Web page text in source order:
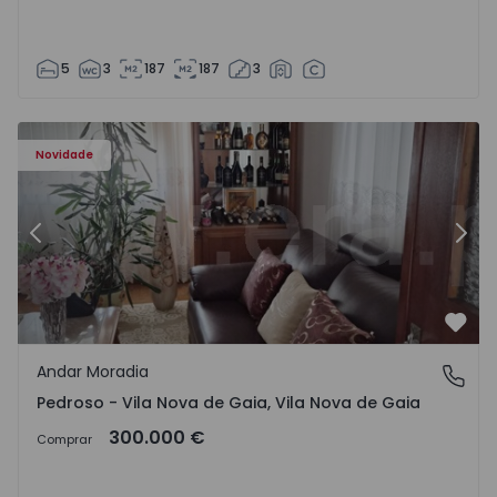
5 3 187 187 3
Novidade
- 1575635 - 12
Andar Moradia T6 Vila Nova de Gaia, Pedroso e Seixezelo
Anterior
Pedroso - Vila Nova de Gaia, Vila Nova de Gaia
Andar Moradia
Pedroso - Vila Nova de Gaia, Vila Nova de Gaia
Comprar 300.000 €